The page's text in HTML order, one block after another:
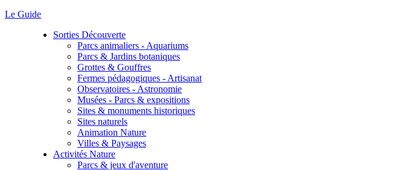
Le Guide
Sorties Découverte
Parcs animaliers - Aquariums
Parcs & Jardins botaniques
Grottes & Gouffres
Fermes pédagogiques - Artisanat
Observatoires - Astronomie
Musées - Parcs & expositions
Sites & monuments historiques
Sites naturels
Animation Nature
Villes & Paysages
Activités Nature
Parcs & jeux d'aventure